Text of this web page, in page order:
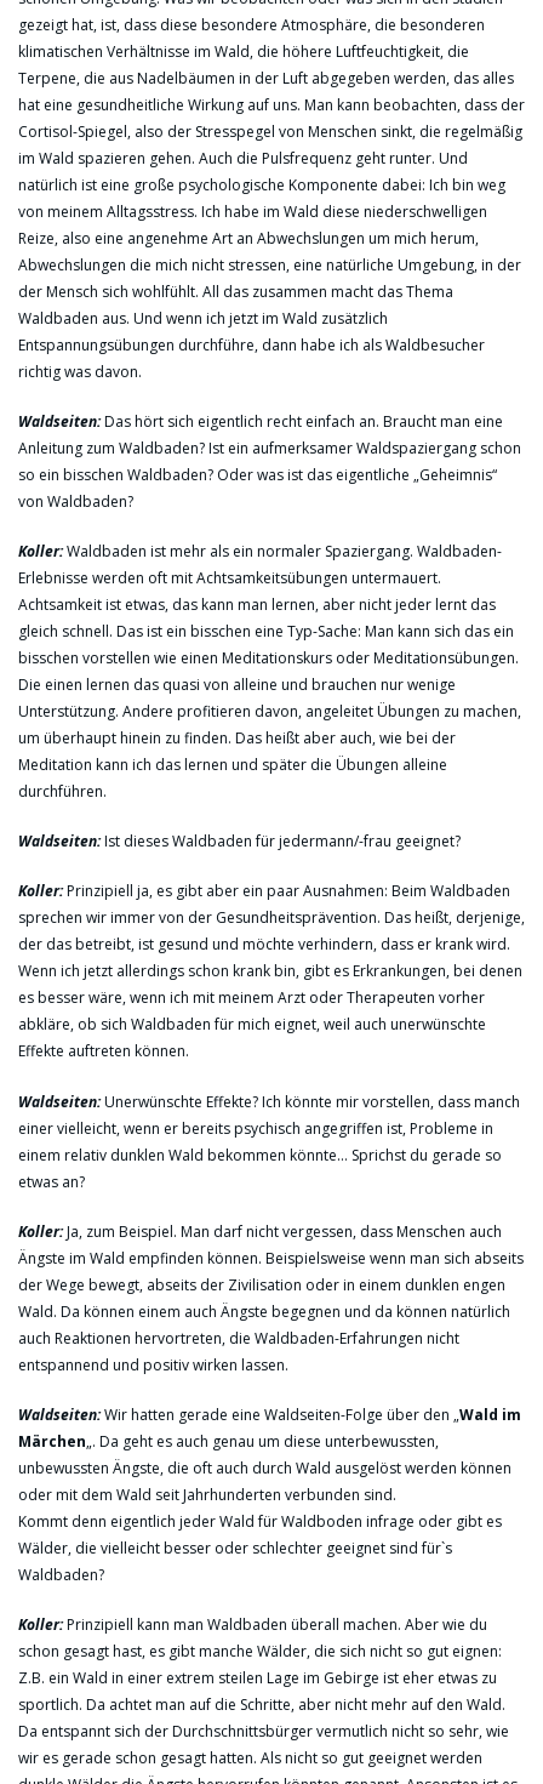
gezeigt hat, ist, dass diese besondere Atmosphäre, die besonderen
klimatischen Verhältnisse im Wald, die höhere Luftfeuchtigkeit, die
Terpene, die aus Nadelbäumen in der Luft abgegeben werden, das alles
hat eine gesundheitliche Wirkung auf uns. Man kann beobachten, dass der
Cortisol-Spiegel, also der Stresspegel von Menschen sinkt, die regelmäßig
im Wald spazieren gehen. Auch die Pulsfrequenz geht runter. Und
natürlich ist eine große psychologische Komponente dabei: Ich bin weg
von meinem Alltagsstress. Ich habe im Wald diese niederschwelligen
Reize, also eine angenehme Art an Abwechslungen um mich herum,
Abwechslungen die mich nicht stressen, eine natürliche Umgebung, in der
der Mensch sich wohlfühlt. All das zusammen macht das Thema
Waldbaden aus. Und wenn ich jetzt im Wald zusätzlich
Entspannungsübungen durchführe, dann habe ich als Waldbesucher
richtig was davon.
Waldseiten:Das hört sich eigentlich recht einfach an. Braucht man eine
Anleitung zum Waldbaden? Ist ein aufmerksamer Waldspaziergang schon
so ein bisschen Waldbaden? Oder was ist das eigentliche „Geheimnis“
von Waldbaden?
Koller:Waldbaden ist mehr als ein normaler Spaziergang. Waldbaden-
Erlebnisse werden oft mit Achtsamkeitsübungen untermauert.
Achtsamkeit ist etwas, das kann man lernen, aber nicht jeder lernt das
gleich schnell. Das ist ein bisschen eine Typ-Sache: Man kann sich das ein
bisschen vorstellen wie einen Meditationskurs oder Meditationsübungen.
Die einen lernen das quasi von alleine und brauchen nur wenige
Unterstützung. Andere profitieren davon, angeleitet Übungen zu machen,
um überhaupt hinein zu finden. Das heißt aber auch, wie bei der
Meditation kann ich das lernen und später die Übungen alleine
durchführen.
Waldseiten:Ist dieses Waldbaden für jedermann/-frau geeignet?
Koller:Prinzipiell ja, es gibt aber ein paar Ausnahmen: Beim Waldbaden
sprechen wir immer von der Gesundheitsprävention. Das heißt, derjenige,
der das betreibt, ist gesund und möchte verhindern, dass er krank wird.
Wenn ich jetzt allerdings schon krank bin, gibt es Erkrankungen, bei denen
es besser wäre, wenn ich mit meinem Arzt oder Therapeuten vorher
abkläre, ob sich Waldbaden für mich eignet, weil auch unerwünschte
Effekte auftreten können.
Waldseiten:Unerwünschte Effekte? Ich könnte mir vorstellen, dass manch
einer vielleicht, wenn er bereits psychisch angegriffen ist, Probleme in
einem relativ dunklen Wald bekommen könnte… Sprichst du gerade so
etwas an?
Koller:Ja, zum Beispiel. Man darf nicht vergessen, dass Menschen auch
Ängste im Wald empfinden können. Beispielsweise wenn man sich abseits
der Wege bewegt, abseits der Zivilisation oder in einem dunklen engen
Wald. Da können einem auch Ängste begegnen und da können natürlich
auch Reaktionen hervortreten, die Waldbaden-Erfahrungen nicht
entspannend und positiv wirken lassen.
Waldseiten:Wir hatten gerade eine Waldseiten-Folge über den „Wald im
Märchen„. Da geht es auch genau um diese unterbewussten,
unbewussten Ängste, die oft auch durch Wald ausgelöst werden können
oder mit dem Wald seit Jahrhunderten verbunden sind.
Kommt denn eigentlich jeder Wald für Waldboden infrage oder gibt es
Wälder, die vielleicht besser oder schlechter geeignet sind für`s
Waldbaden?
Koller:Prinzipiell kann man Waldbaden überall machen. Aber wie du
schon gesagt hast, es gibt manche Wälder, die sich nicht so gut eignen:
Z.B. ein Wald in einer extrem steilen Lage im Gebirge ist eher etwas zu
sportlich. Da achtet man auf die Schritte, aber nicht mehr auf den Wald.
Da entspannt sich der Durchschnittsbürger vermutlich nicht so sehr, wie
wir es gerade schon gesagt hatten. Als nicht so gut geeignet werden